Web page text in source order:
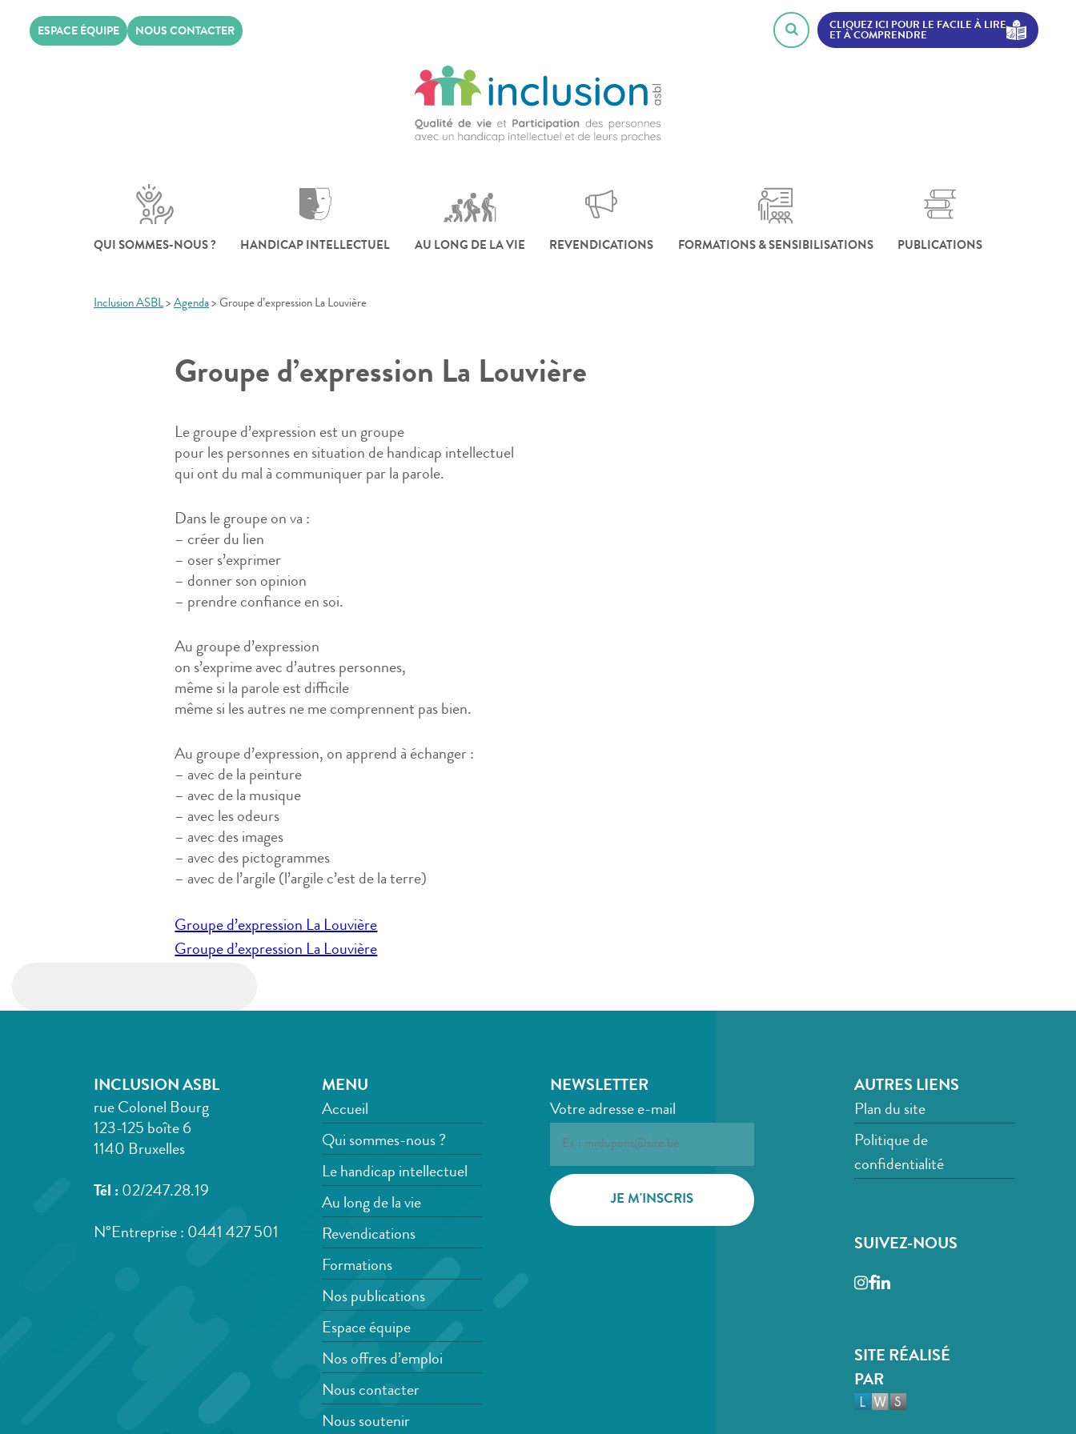
ESPACE ÉQUIPE NOUS CONTACTER
CLIQUEZ ICI POUR LE FACILE À LIRE
ET À COMPRENDRE
QUI SOMMES-NOUS ? HANDICAP INTELLECTUEL AU LONG DE LA VIE REVENDICATIONS FORMATIONS & SENSIBILISATIONS PUBLICATIONS
Inclusion ASBL> Agenda > Groupe d’expression La Louvière
Groupe d’expression La Louvière
Le groupe d’expression est un groupe
pour les personnes en situation de handicap intellectuel
qui ont du mal à communiquer par la parole.
Dans le groupe on va :
– créer du lien
– oser s’exprimer
– donner son opinion
– prendre confiance en soi.
Au groupe d’expression
on s’exprime avec d’autres personnes,
même si la parole est difficile
même si les autres ne me comprennent pas bien.
Au groupe d’expression, on apprend à échanger :
– avec de la peinture
– avec de la musique
– avec les odeurs
– avec des images
– avec des pictogrammes
– avec de l’argile (l’argile c’est de la terre)
Navigation
de
Groupe d’expression La Louvière
Groupe d’expression La Louvière
INCLUSION ASBL
rue Colonel Bourg
123-125 boîte 6
1140 Bruxelles
Tél : 02/247.28.19
N°Entreprise : 0441 427 501
MENU
Accueil
Qui sommes-nous ?
Le handicap intellectuel
Au long de la vie
Revendications
Formations
Nos publications
Espace équipe
Nos offres d’emploi
Nous contacter
Nous soutenir
NEWSLETTER
Votre adresse e-mail
AUTRES LIENS
Plan du site
Politique de
confidentialité
SUIVEZ-NOUS
Instagram
Facebook
LinkedIn
SITE RÉALISÉ
PAR